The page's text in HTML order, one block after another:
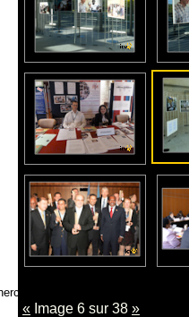
« Image 6 sur 38 »